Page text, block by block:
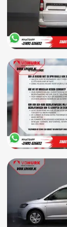
Parkdistance
Parkeer
Radio
Regensensor
Schuifdeur